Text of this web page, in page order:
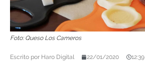
Foto: Queso Los Cameros
Escrito por Haro Digital 22/01/2020 12:39